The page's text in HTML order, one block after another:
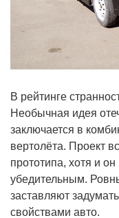
В рейтинге
Необычная идея
заключается в
вертолёта. Проект
прототипа, хотя и
убедительным.
заставляют
свойствами авто.